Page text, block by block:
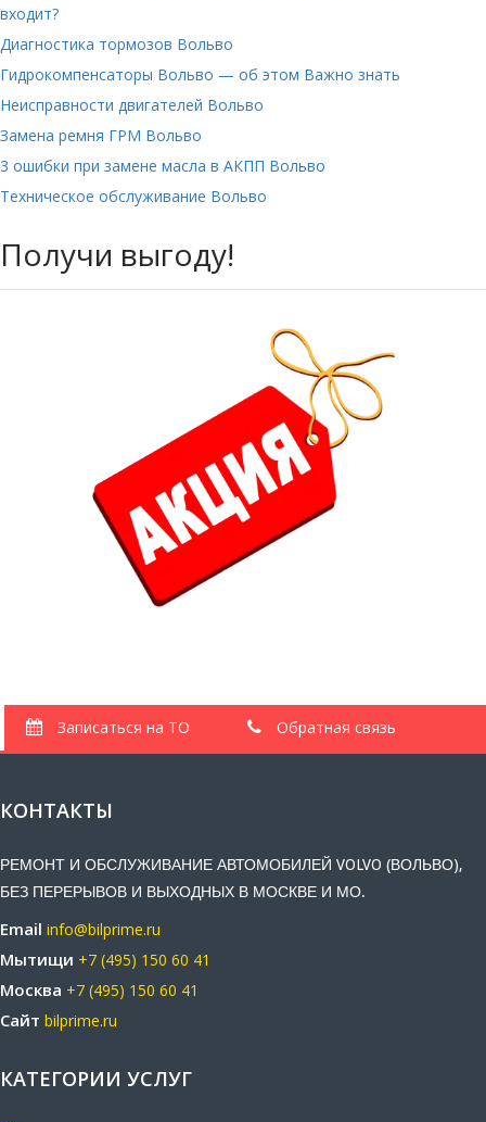
входит?
Диагностика тормозов Вольво
Гидрокомпенсаторы Вольво — об этом Важно знать
Неисправности двигателей Вольво
Замена ремня ГРМ Вольво
3 ошибки при замене масла в АКПП Вольво
Техническое обслуживание Вольво
Получи выгоду!
Записаться на ТО Обратная связь
КОНТАКТЫ
РЕМОНТ И ОБСЛУЖИВАНИЕ АВТОМОБИЛЕЙ VOLVO (ВОЛЬВО),
БЕЗ ПЕРЕРЫВОВ И ВЫХОДНЫХ В МОСКВЕ И МО.
Email info@bilprime.ru
Мытищи +7 (495) 150 60 41
Москва +7 (495) 150 60 41
Сайт bilprime.ru
КАТЕГОРИИ УСЛУГ